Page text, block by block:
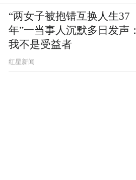
“两女子被抱错互换人生37
年”一当事人沉默多日发声：
我不是受益者
红星新闻